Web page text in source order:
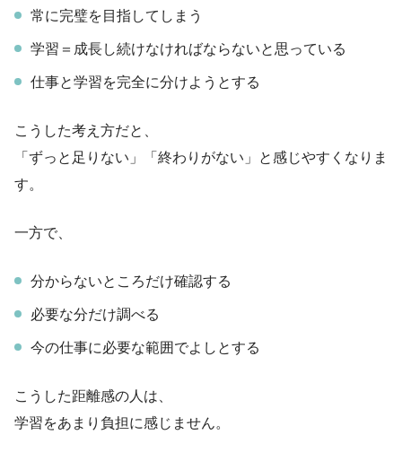
常に完璧を目指してしまう
学習＝成長し続けなければならないと思っている
仕事と学習を完全に分けようとする
こうした考え方だと、
「ずっと足りない」「終わりがない」と感じやすくなりま
す。
一方で、
分からないところだけ確認する
必要な分だけ調べる
今の仕事に必要な範囲でよしとする
こうした距離感の人は、
学習をあまり負担に感じません。